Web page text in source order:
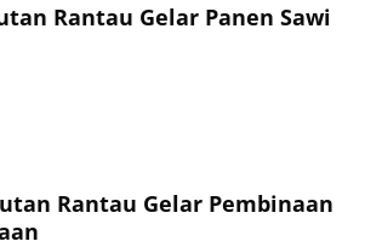
Rantau Gelar Panen Sawi
Rantau Gelar Pembinaan